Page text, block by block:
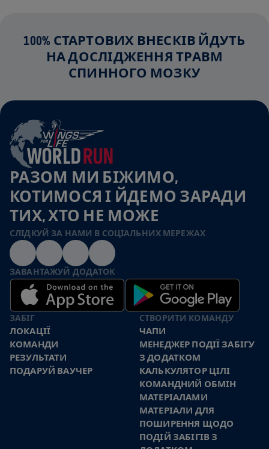
100% СТАРТОВИХ ВНЕСКІВ ЙДУТЬ
НА ДОСЛІДЖЕННЯ ТРАВМ
СПИННОГО МОЗКУ
РАЗОМ МИ БІЖИМО,
КОТИМОСЯ І ЙДЕМО ЗАРАДИ
ТИХ, ХТО НЕ МОЖЕ
СЛІДКУЙ ЗА НАМИ В СОЦІАЛЬНИХ МЕРЕЖАХ
ЗАВАНТАЖУЙ ДОДАТОК
ЗАБІГ
ЛОКАЦІЇ
КОМАНДИ
РЕЗУЛЬТАТИ
ПОДАРУЙ ВАУЧЕР
СТВОРИТИ КОМАНДУ
ЧАПИ
МЕНЕДЖЕР ПОДІЇ ЗАБІГУ
З ДОДАТКОМ
КАЛЬКУЛЯТОР ЦІЛІ
КОМАНДНИЙ ОБМІН
МАТЕРІАЛАМИ
МАТЕРІАЛИ ДЛЯ
ПОШИРЕННЯ ЩОДО
ПОДІЙ ЗАБІГІВ З